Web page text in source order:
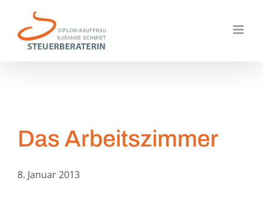
springen
Das Arbeitszimmer
8. Januar 2013